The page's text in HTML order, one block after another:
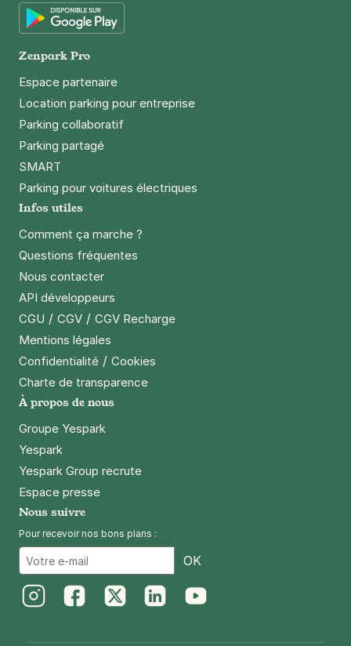
Zenpark Pro
Espace partenaire
Location parking pour entreprise
Parking collaboratif
Parking partagé
SMART
Parking pour voitures électriques
Infos utiles
Comment ça marche ?
Questions fréquentes
Nous contacter
API développeurs
CGU / CGV / CGV Recharge
Mentions légales
Confidentialité / Cookies
Charte de transparence
À propos de nous
Groupe Yespark
Yespark
Yespark Group recrute
Espace presse
Nous suivre
Pour recevoir nos bons plans :
OK